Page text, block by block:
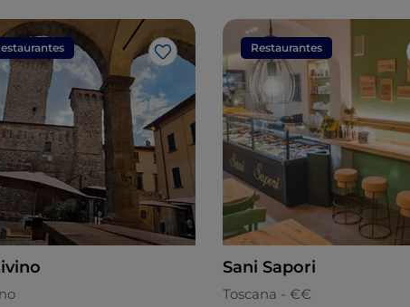
Me gusta
Restaurantes
Sani Sapori
Toscana - €€